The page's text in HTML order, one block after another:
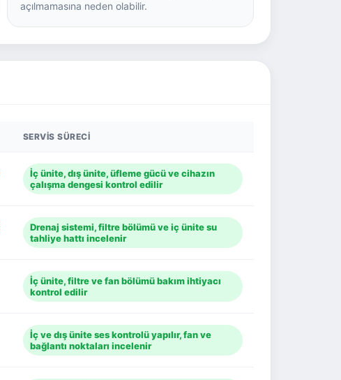
açılmamasına neden olabilir.
SERVIS SÜRECI
İç ünite, dış ünite, üfleme gücü ve cihazın
çalışma dengesi kontrol edilir
Drenaj sistemi, filtre bölümü ve iç ünite su
tahliye hattı incelenir
İç ünite, filtre ve fan bölümü bakım ihtiyacı
kontrol edilir
İç ve dış ünite ses kontrolü yapılır, fan ve
bağlantı noktaları incelenir